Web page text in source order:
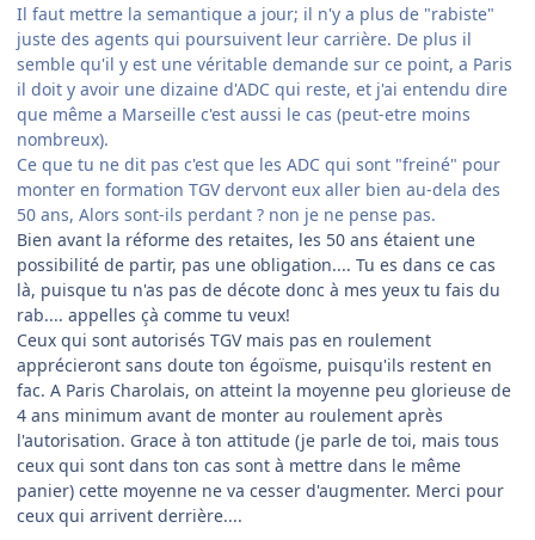
Il faut mettre la semantique a jour; il n'y a plus de "rabiste"
juste des agents qui poursuivent leur carrière. De plus il
semble qu'il y est une véritable demande sur ce point, a Paris
il doit y avoir une dizaine d'ADC qui reste, et j'ai entendu dire
que même a Marseille c'est aussi le cas (peut-etre moins
nombreux).
Ce que tu ne dit pas c'est que les ADC qui sont "freiné" pour
monter en formation TGV dervont eux aller bien au-dela des
50 ans, Alors sont-ils perdant ? non je ne pense pas.
Bien avant la réforme des retaites, les 50 ans étaient une
possibilité de partir, pas une obligation.... Tu es dans ce cas
là, puisque tu n'as pas de décote donc à mes yeux tu fais du
rab.... appelles çà comme tu veux!
Ceux qui sont autorisés TGV mais pas en roulement
apprécieront sans doute ton égoïsme, puisqu'ils restent en
fac. A Paris Charolais, on atteint la moyenne peu glorieuse de
4 ans minimum avant de monter au roulement après
l'autorisation. Grace à ton attitude (je parle de toi, mais tous
ceux qui sont dans ton cas sont à mettre dans le même
panier) cette moyenne ne va cesser d'augmenter. Merci pour
ceux qui arrivent derrière....